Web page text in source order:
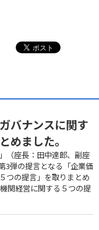
バナンスに関す
めました。
（座長：田中達郎、副座
3弾の提言となる「企業価
つの提言」を取りまとめ
関経営に関する５つの提